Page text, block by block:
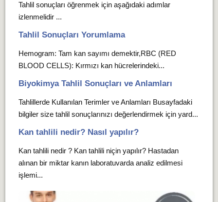
Tahlil sonuçları öğrenmek için aşağıdaki adımlar
izlenmelidir ...
Tahlil Sonuçları Yorumlama
Hemogram: Tam kan sayımı demektir,RBC (RED
BLOOD CELLS): Kırmızı kan hücrelerindeki...
Biyokimya Tahlil Sonuçları ve Anlamları
Tahlillerde Kullanılan Terimler ve Anlamları Busayfadaki
bilgiler size tahlil sonuçlarınızı değerlendirmek için yard...
Kan tahlili nedir? Nasıl yapılır?
Kan tahlili nedir ? Kan tahlili niçin yapılır? Hastadan
alınan bir miktar kanın laboratuvarda analiz edilmesi
işlemi...